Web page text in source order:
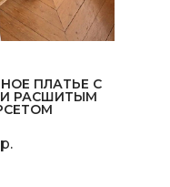
ПЛАТЬЕ С
РАСШИТЫМ